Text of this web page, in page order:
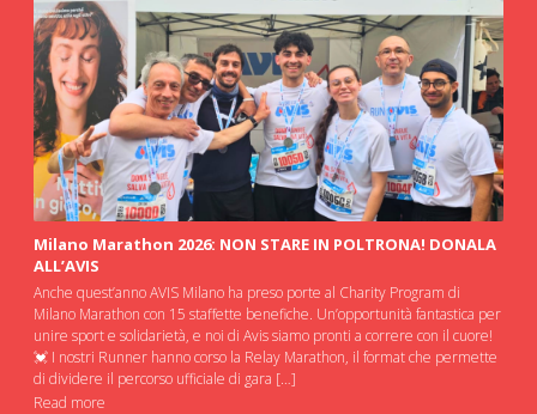
Milano Marathon 2026: NON STARE IN POLTRONA! DONALA
ALL’AVIS
Anche quest’anno AVIS Milano ha preso porte al Charity Program di
Milano Marathon con 15 staffette benefiche. Un’opportunità fantastica per
unire sport e solidarietà, e noi di Avis siamo pronti a correre con il cuore!
💓 I nostri Runner hanno corso la Relay Marathon, il format che permette
di dividere il percorso ufficiale di gara […]
Read more